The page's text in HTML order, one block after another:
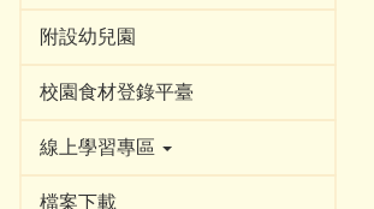
附設幼兒園
校園食材登錄平臺
線上學習專區
檔案下載